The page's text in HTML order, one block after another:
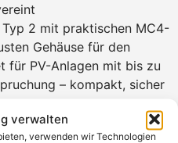
verwalten
verwenden wir Technologien
2 mit praktischen MC4-
Gehäuse für den
für PV-Anlagen mit bis zu
– kompakt, sicher